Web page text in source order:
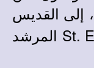
إلى القديس
St. المرشد